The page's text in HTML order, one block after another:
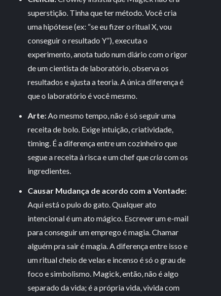
superstição. Tinha que ter método. Você cria
uma hipótese (ex: “se eu fizer o ritual X, vou
conseguir o resultado Y”), executa o
experimento, anota tudo num diário com o rigor
de um cientista de laboratório, observa os
resultados e ajusta a teoria. A única diferença é
que o laboratório é você mesmo.
Arte:Ao mesmo tempo, não é só seguir uma
receita de bolo. Exige intuição, criatividade,
timing. É a diferença entre um cozinheiro que
segue a receita à risca e um chef quecriacom os
ingredientes.
Causar Mudança de acordo com a Vontade:
Aqui está o pulo do gato. Qualquer ato
intencional é um ato mágico. Escrever um e-mail
para conseguir um emprego é magia. Chamar
alguém pra sair é magia. A diferença entre isso e
um ritual cheio de velas e incenso é só o grau de
foco e simbolismo. Magick, então, não é algo
separado da vida; é a própria vida, vivida com